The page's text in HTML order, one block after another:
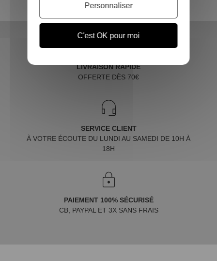
LIVRAISON RAPIDE
OFFERTE DÈS 70€
SERVICE CLIENT
À VOTRE ÉCOUTE DU LUNDI AU SAMEDI DE 10H À
18H
PAIEMENT 100% SÉCURISÉ
CB, PAYPAL ET 3X SANS FRAIS
C'est OK pour moi
Personnaliser